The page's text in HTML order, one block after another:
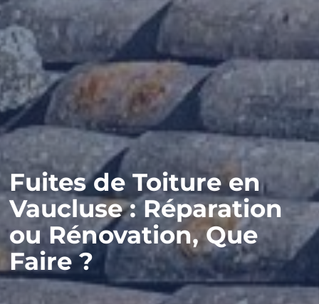
Fuites de Toiture en
Vaucluse : Réparation
ou Rénovation, Que
Faire ?